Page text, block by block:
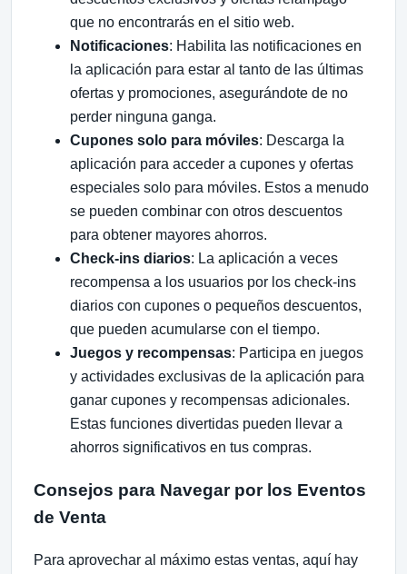
que no encontrarás en el sitio web.
Notificaciones: Habilita las notificaciones en
la aplicación para estar al tanto de las últimas
ofertas y promociones, asegurándote de no
perder ninguna ganga.
Cupones solo para móviles: Descarga la
aplicación para acceder a cupones y ofertas
especiales solo para móviles. Estos a menudo
se pueden combinar con otros descuentos
para obtener mayores ahorros.
Check-ins diarios: La aplicación a veces
recompensa a los usuarios por los check-ins
diarios con cupones o pequeños descuentos,
que pueden acumularse con el tiempo.
Juegos y recompensas: Participa en juegos
y actividades exclusivas de la aplicación para
ganar cupones y recompensas adicionales.
Estas funciones divertidas pueden llevar a
ahorros significativos en tus compras.
Consejos para Navegar por los Eventos
de Venta
Para aprovechar al máximo estas ventas, aquí hay